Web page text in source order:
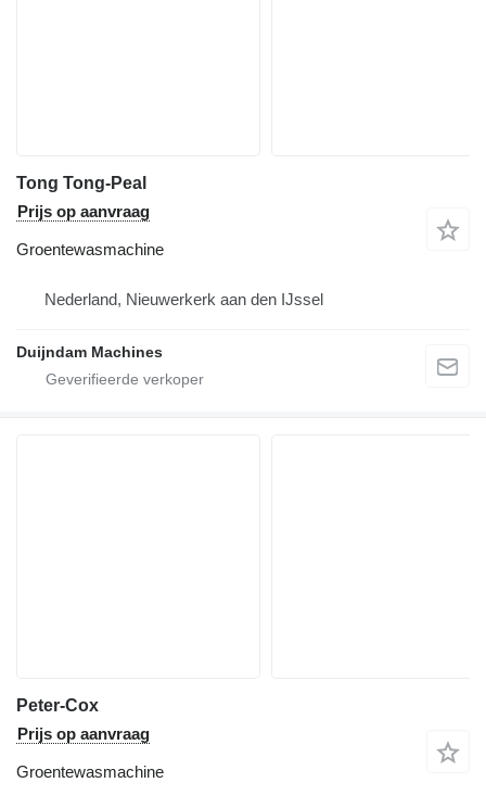
Tong Tong-Peal
Prijs op aanvraag
Groentewasmachine
Nederland, Nieuwerkerk aan den IJssel
Duijndam Machines
Peter-Cox
Prijs op aanvraag
Groentewasmachine